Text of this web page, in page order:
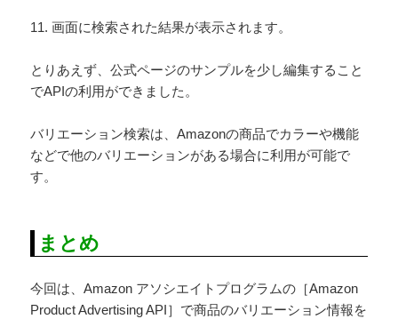
11. 画面に検索された結果が表示されます。
とりあえず、公式ページのサンプルを少し編集すること
でAPIの利用ができました。
バリエーション検索は、Amazonの商品でカラーや機能
などで他のバリエーションがある場合に利用が可能で
す。
まとめ
今回は、Amazon アソシエイトプログラムの［Amazon
Product Advertising API］で商品のバリエーション情報を